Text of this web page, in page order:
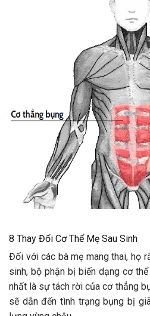
8 Thay Đổi Cơ Thể Mẹ Sau Sinh
Đối với các bà mẹ mang thai, họ
sinh, bộ phận bị biến dạng cơ
nhất là sự tách rời của cơ thẳng
sẽ dẫn đến tình trạng bụng bị